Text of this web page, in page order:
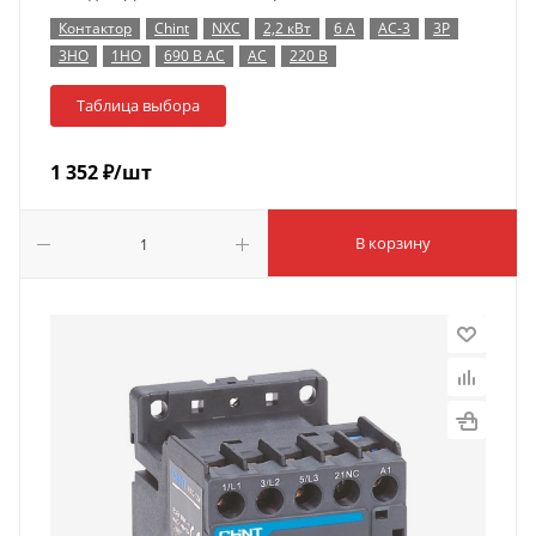
Контактор Chint NXC 2,2 кВт 6 А AC-3
3P
3НО
1НО 690 В AC AC 220 В
Таблица выбора
1 352₽/шт
В корзину